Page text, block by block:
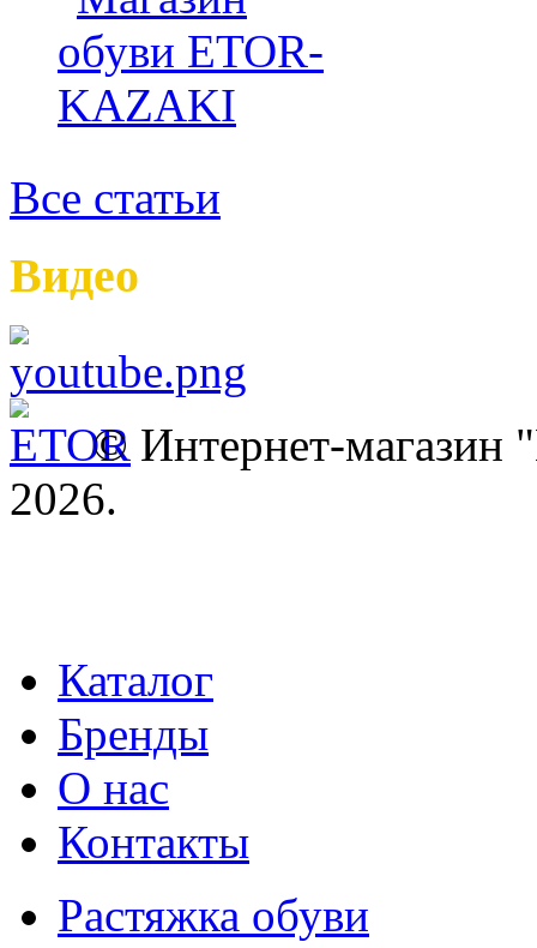
Все статьи
Видео
© Интернет-
2026.
Каталог
Бренды
О нас
Контакты
Растяжка обуви